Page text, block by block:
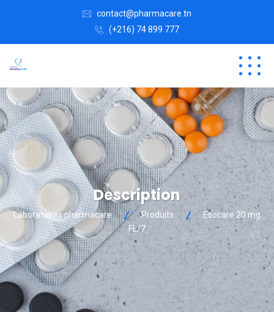
contact@pharmacare.tn
(+216) 74 899 777
Description
Laboratoires pharmacare Produits
Esocare 20 mg
FL/7